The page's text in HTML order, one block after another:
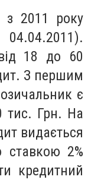
2011 року
від 18 до 60
З першим
є
тис. Грн. На
видається
ставкою 2%
кредитний